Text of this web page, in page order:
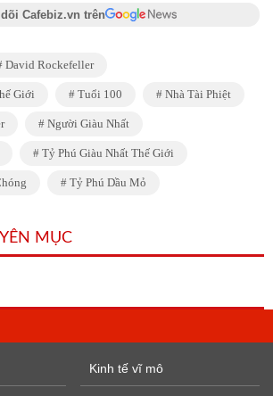
Cafebiz.vn trên
David Rockefeller
Giới Tuổi 100 Nhà Tài Phiệt
Người Giàu Nhất
Tỷ Phú Giàu Nhất Thế Giới
Tỷ Phú Dầu Mỏ
MỤC
Kinh tế vĩ mô